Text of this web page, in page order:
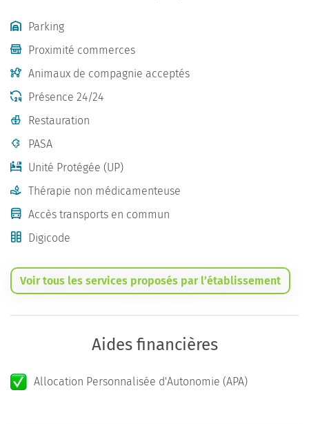
Parking
Proximité commerces
Animaux de compagnie acceptés
Présence 24/24
Restauration
PASA
Unité Protégée (UP)
Thérapie non médicamenteuse
Accès transports en commun
Digicode
Voir tous les services proposés par l’établissement
Aides financières
Allocation Personnalisée d'Autonomie (APA)